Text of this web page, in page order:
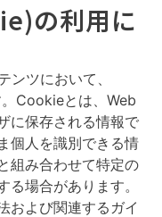
の利用に
ンツにおいて、
Cookieとは、Web
に保存される情報で
個人を識別できる情
組み合わせて特定の
場合があります。
および関連するガイ